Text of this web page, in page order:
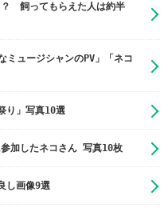
？ 飼ってもらえた人は約半
ュージシャンのPV」「ネコ
り」写真10選
加したネコさん 写真10枚
し画像9選